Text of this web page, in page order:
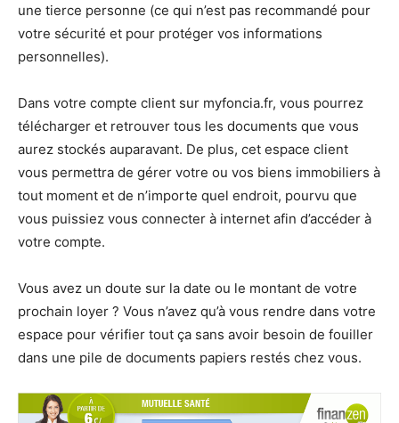
une tierce personne (ce qui n’est pas recommandé pour
votre sécurité et pour protéger vos informations
personnelles).
Dans votre compte client sur myfoncia.fr, vous pourrez
télécharger et retrouver tous les documents que vous
aurez stockés auparavant. De plus, cet espace client
vous permettra de gérer votre ou vos biens immobiliers à
tout moment et de n’importe quel endroit, pourvu que
vous puissiez vous connecter à internet afin d’accéder à
votre compte.
Vous avez un doute sur la date ou le montant de votre
prochain loyer ? Vous n’avez qu’à vous rendre dans votre
espace pour vérifier tout ça sans avoir besoin de fouiller
dans une pile de documents papiers restés chez vous.